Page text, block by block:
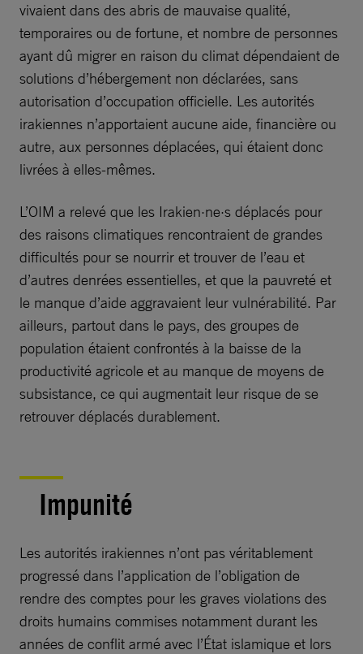
vivaient dans des abris de mauvaise qualité,
temporaires ou de fortune, et nombre de personnes
ayant dû migrer en raison du climat dépendaient de
solutions d’hébergement non déclarées, sans
autorisation d’occupation officielle. Les autorités
irakiennes n’apportaient aucune aide, financière ou
autre, aux personnes déplacées, qui étaient donc
livrées à elles-mêmes.
L’OIM a relevé que les Irakien·ne·s déplacés pour
des raisons climatiques rencontraient de grandes
difficultés pour se nourrir et trouver de l’eau et
d’autres denrées essentielles, et que la pauvreté et
le manque d’aide aggravaient leur vulnérabilité. Par
ailleurs, partout dans le pays, des groupes de
population étaient confrontés à la baisse de la
productivité agricole et au manque de moyens de
subsistance, ce qui augmentait leur risque de se
retrouver déplacés durablement.
Impunité
Les autorités irakiennes n’ont pas véritablement
progressé dans l’application de l’obligation de
rendre des comptes pour les graves violations des
droits humains commises notamment durant les
années de conflit armé avec l’État islamique et lors